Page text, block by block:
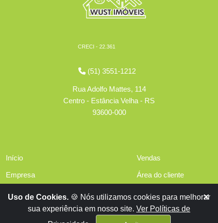
CRECI - 22.361
(51) 3551-1212
Rua Adolfo Mattes, 114
Centro - Estância Velha - RS
93600-000
Início
Empresa
Financiamentos
Vendas
Área do cliente
Contato
Uso de Cookies. 🍪 Nós utilizamos cookies para melhorar
sua experiência em nosso site. Ver Políticas de